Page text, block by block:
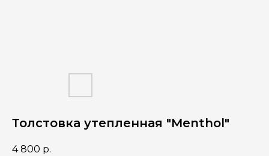
Толстовка утепленная "Menthol"
4 800 р.